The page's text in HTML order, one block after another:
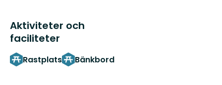
Aktiviteter och
faciliteter
Rastplats Bänkbord